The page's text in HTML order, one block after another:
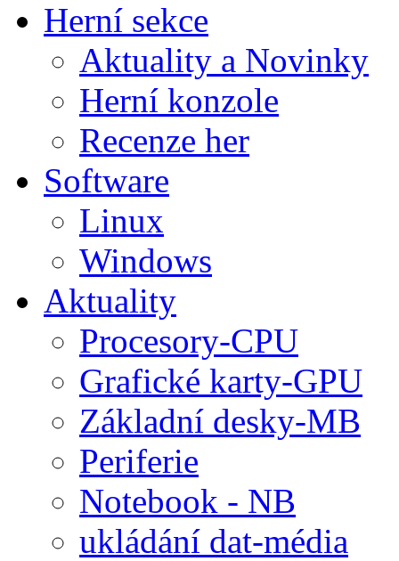
Herní sekce
Aktuality a Novinky
Herní konzole
Recenze her
Software
Linux
Windows
Aktuality
Procesory-CPU
Grafické karty-GPU
Základní desky-MB
Periferie
Notebook - NB
ukládání dat-média